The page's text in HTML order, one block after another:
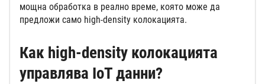
мощна обработка в реално време, която може да
предложи само high-density колокацията.
Как high-density колокацията
управлява IoT данни?